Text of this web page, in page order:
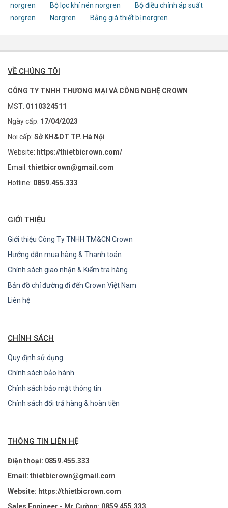
norgren
Bộ lọc khí nén norgren
Bộ điều chỉnh áp suất
norgren
Norgren Bảng giá thiết bị norgren
VỀ CHÚNG TÔI
CÔNG TY TNHH THƯƠNG MẠI VÀ CÔNG NGHỆ CROWN
MST: 0110324511
Ngày cấp: 17/04/2023
Nơi cấp: Sở KH&DT TP. Hà Nội
Website: https://thietbicrown.com/
Email: thietbicrown@gmail.com
Hotline: 0859.455.333
GIỚI THIỆU
Giới thiệu Công Ty TNHH TM&CN Crown
Hướng dẫn mua hàng & Thanh toán
Chính sách giao nhận & Kiểm tra hàng
Bản đồ chỉ đường đi đến Crown Việt Nam
Liên hệ
CHÍNH SÁCH
Quy định sử dụng
Chính sách bảo hành
Chính sách bảo mật thông tin
Chính sách đổi trả hàng & hoàn tiền
THÔNG TIN LIÊN HỆ
Điện thoại: 0859.455.333
Email: thietbicrown@gmail.com
Website: https://thietbicrown.com